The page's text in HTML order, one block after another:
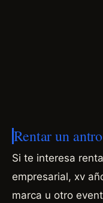
Rentar un antro
Si te interesa
empresarial, xv
marca u otro